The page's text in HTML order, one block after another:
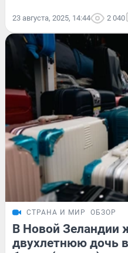
23 августа, 2025, 14:44 2 040
СТРАНА И МИР ОБЗОР
В Новой
двухлетнюю дочь